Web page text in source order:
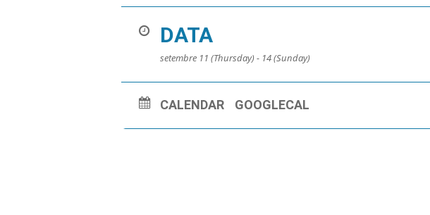
DATA
setembre 11 (Thursday) - 14 (Sunday)
CALENDAR GOOGLECAL